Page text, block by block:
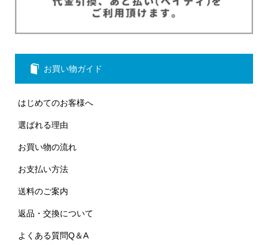
お買い物ガイド
はじめてのお客様へ
選ばれる理由
お買い物の流れ
お支払い方法
送料のご案内
返品・交換について
よくある質問Q＆A